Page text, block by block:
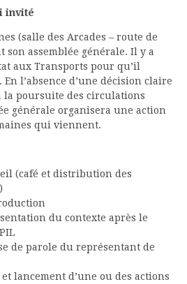
invité
(salle des Arcades – route de
son assemblée générale. Il y a
aux Transports pour qu’il
l’absence d’une décision claire
la poursuite des circulations
générale organisera une action
qui viennent.
(café et distribution des
du contexte après le
de parole du représentant de
lancement d’une ou des actions